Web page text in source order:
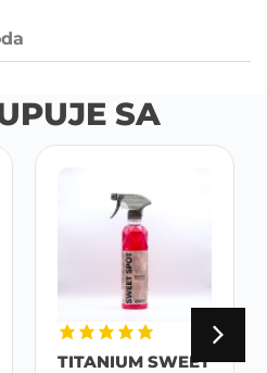
SA
TITANIUM SWEET